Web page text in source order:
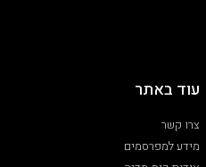
עוד באתר
צרו קשר
מידע למפרסמים